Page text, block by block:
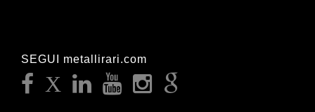
SEGUI metallirari.com